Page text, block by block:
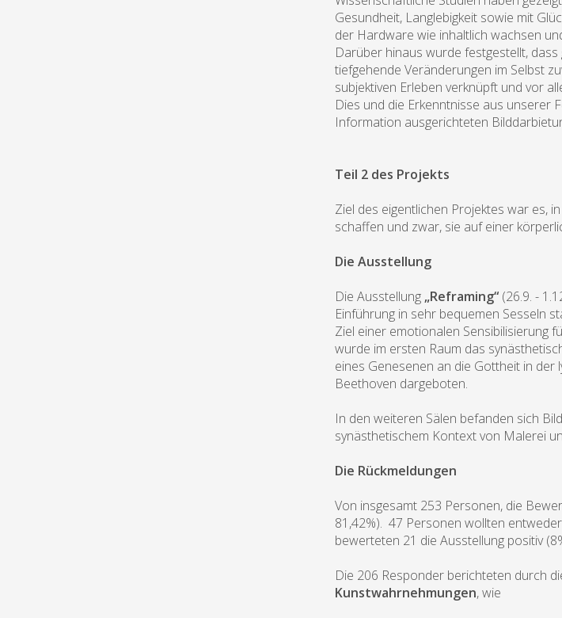
Gesundheit, Langlebigkeit sowie mit
der Hardware wie inhaltlich wachsen
Darüber hinaus wurde festgestellt,
tiefgehende Veränderungen im Selbst
subjektiven Erleben verknüpft und vor
Dies und die Erkenntnisse aus unserer
Information ausgerichteten
Teil 2 des Projekts
Ziel des eigentlichen Projektes war es,
schaffen und zwar, sie auf einer
Die Ausstellung
Die Ausstellung „Reframing“ (26.9. -
Einführung in sehr bequemen Sesseln
Ziel einer emotionalen Sensibilisierung
wurde im ersten Raum das
eines Genesenen an die Gottheit in der
Beethoven dargeboten.
In den weiteren Sälen befanden sich
synästhetischem Kontext von Malerei
Die Rückmeldungen
Von insgesamt 253 Personen, die
81,42%). 47 Personen wollten
bewerteten 21 die Ausstellung positiv
Die 206 Responder berichteten durch
Kunstwahrnehmungen, wie